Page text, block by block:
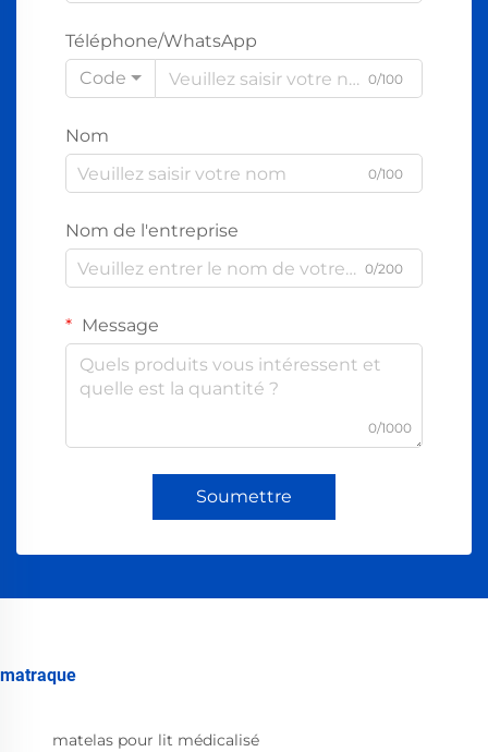
Téléphone/WhatsApp
Code
0/100
Nom
0/100
Nom de l'entreprise
0/200
Message
0/1000
Soumettre
matraque
matelas pour lit médicalisé